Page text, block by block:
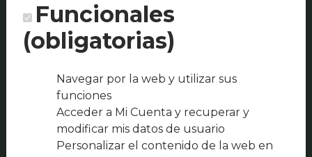
Funcionales
(obligatorias)
Navegar por la web y utilizar sus
funciones
Acceder a Mi Cuenta y recuperar y
modificar mis datos de usuario
Personalizar el contenido de la web en